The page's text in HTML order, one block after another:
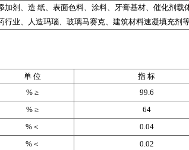
剂、造 纸、表面色料、涂料、牙膏基材、催化剂载
业、人造玛瑙、玻璃马赛克、建筑材料速凝填充剂等
单 位
指 标
% ≥
99.6
% ≥
64
%＜
0.04
%＜ 0.02